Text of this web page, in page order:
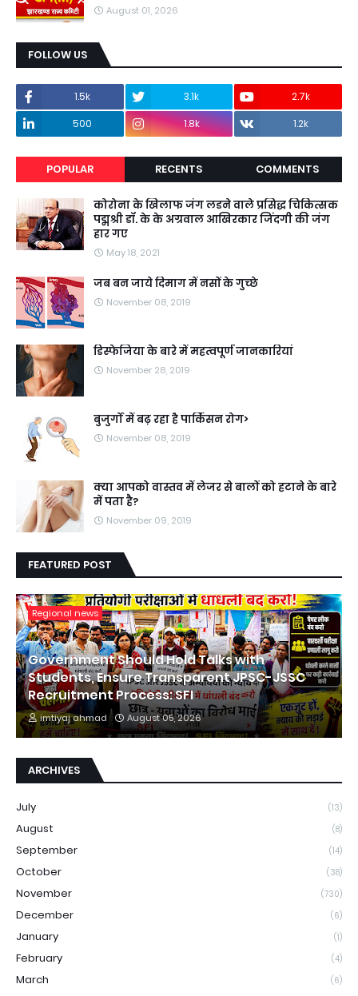
August 01, 2026
FOLLOW US
1.5k 3.1k
2.7k
500
1.8k 1.2k
POPULAR RECENTS COMMENTS
कोरोना के खिलाफ जंग लडने वाले प्रसिद्ध चिकित्सक
पद्मश्री डॉ. के के अग्रवाल आखिरकार जिंदगी की जंग
हार गए
May 18, 2021
जब बन जाये दिमाग में नसों के गुच्छे
November 08, 2019
डिस्फेजिया के बारे में महत्वपूर्ण जानकारियां
November 28, 2019
बुजुर्गों में बढ़ रहा है पार्किंसन रोग>
November 08, 2019
क्या आपको वास्तव में लेजर से बालों को हटाने के बारे
में पता है?
November 09, 2019
FEATURED POST
Regional news
Government Should Hold Talks with
Students, Ensure Transparent JPSC-JSSC
Recruitment Process: SFI
imtiyaj ahmad August 05, 2026
ARCHIVES
July (13)
August (8)
September (14)
October (38)
November (730)
December (6)
January (1)
February (4)
March (6)